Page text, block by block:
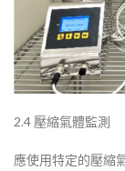
2.4 壓縮氣體監測
應使用特定的壓縮